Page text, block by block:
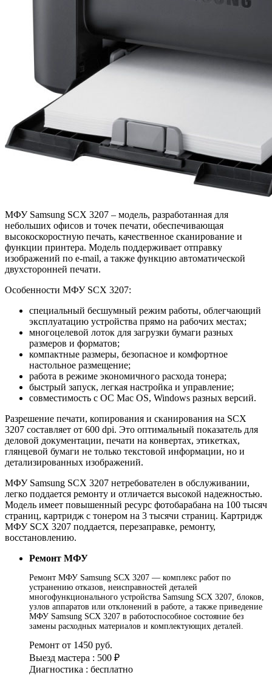
МФУ Samsung SCX 3207 – модель, разработанная для
небольших офисов и точек печати, обеспечивающая
высокоскоростную печать, качественное сканирование и
функции принтера. Модель поддерживает отправку
изображений по e-mail, а также функцию автоматической
двухсторонней печати.
Особенности МФУ SCX 3207:
специальный бесшумный режим работы, облегчающий
эксплуатацию устройства прямо на рабочих местах;
многоцелевой лоток для загрузки бумаги разных
размеров и форматов;
компактные размеры, безопасное и комфортное
настольное размещение;
работа в режиме экономичного расхода тонера;
быстрый запуск, легкая настройка и управление;
совместимость с ОС Mac OS, Windows разных версий.
Разрешение печати, копирования и сканирования на SCX
3207 составляет от 600 dpi. Это оптимальный показатель для
деловой документации, печати на конвертах, этикетках,
глянцевой бумаги не только текстовой информации, но и
детализированных изображений.
МФУ Samsung SCX 3207 нетребователен в обслуживании,
легко поддается ремонту и отличается высокой надежностью.
Модель имеет повышенный ресурс фотобарабана на 100 тысяч
страниц, картридж с тонером на 3 тысячи страниц. Картридж
МФУ SCX 3207 поддается, перезаправке, ремонту,
восстановлению.
Ремонт МФУ
Ремонт МФУ Samsung SCX 3207 — комплекс работ по
устранению отказов, неисправностей деталей
многофункционального устройства Samsung SCX 3207, блоков,
узлов аппаратов или отклонений в работе, а также приведение
МФУ Samsung SCX 3207 в работоспособное состояние без
замены расходных материалов и комплектующих деталей.
Ремонт от 1450 руб.
Выезд мастера : 500 ₽
Диагностика : бесплатно